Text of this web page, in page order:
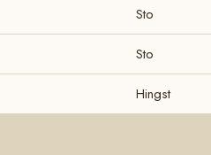
Sto
Sto
Hingst